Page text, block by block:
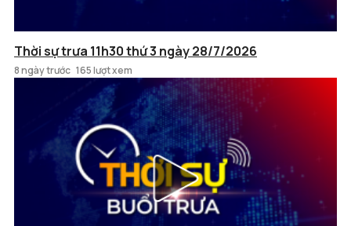
Thời sự trưa 11h30 thứ 3 ngày 28/7/2026
8 ngày trước 165 lượt xem